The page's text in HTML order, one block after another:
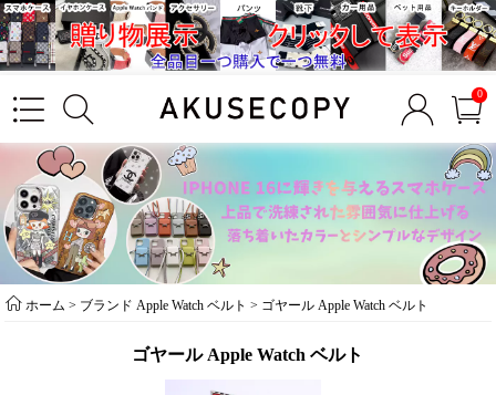
0
ホーム > ブランド Apple Watch ベルト > ゴヤール Apple Watch ベルト
ゴヤール Apple Watch ベルト